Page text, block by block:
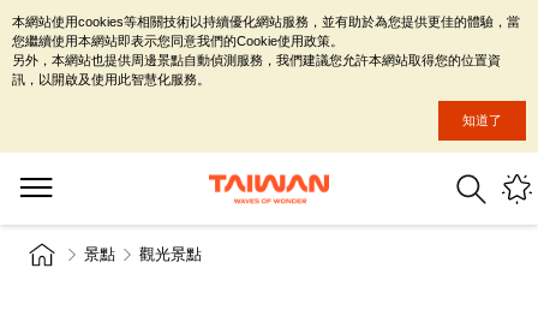
景點 觀光景點
本網站使用cookies等相關技術以持續優化網站服務，並有助於為您提供更佳的體驗，當
您繼續使用本網站即表示您同意我們的Cookie使用政策。
另外，本網站也提供周邊景點自動偵測服務，我們建議您允許本網站取得您的位置資
訊，以開啟及使用此智慧化服務。
知道了